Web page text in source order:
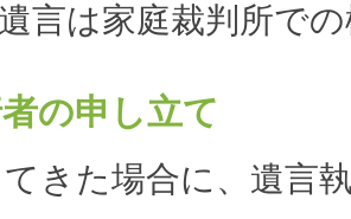
言は家庭裁判所で
の申し立て
きた場合に、遺言